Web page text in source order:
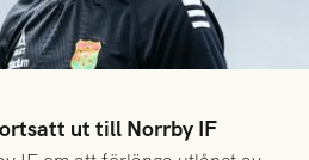
ut till Norrby IF